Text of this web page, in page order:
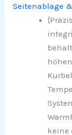
Seitenablage
keine